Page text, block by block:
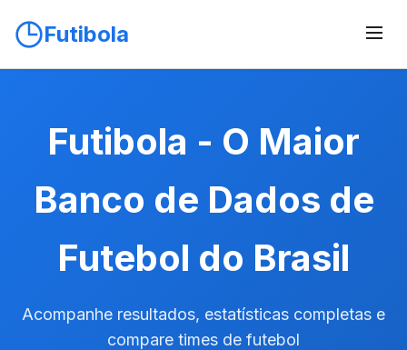
Futibola
Futibola - O Maior
Banco de Dados de
Futebol do Brasil
Acompanhe resultados, estatísticas completas e
compare times de futebol